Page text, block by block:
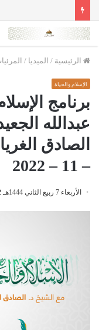
الرئيسية / الميديا /
الإسلام والحياة
برنامج
عبدالله
– 11 – 2022
الأربعاء 7 ربيع الثاني 1444هـ 2-11-2022م